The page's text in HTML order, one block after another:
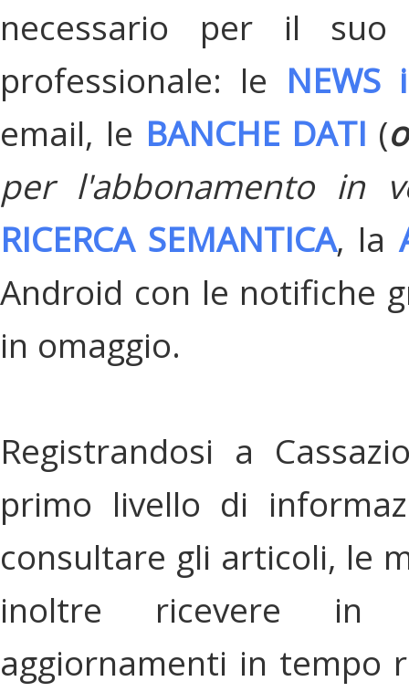
necessario per il suo
professionale: le
email, le BANCHE DATI (
per l'abbonamento in
RICERCA SEMANTICA, la
Android con le notifiche
in omaggio.
Registrandosi a
primo livello di
consultare gli articoli, le
inoltre ricevere in
aggiornamenti in tempo